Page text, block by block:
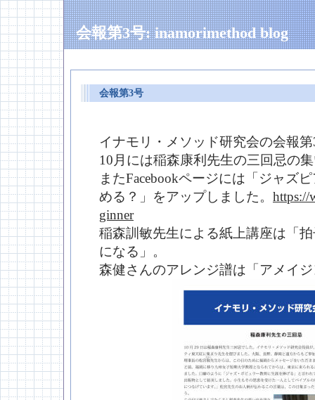
会報第3号: inamorimethod blog
会報第3号
イナモリ・メソッド研究会の会報
10月には稲森康利先生の三回忌の
またFacebookページには「ジャズ
める？」をアップしました。 https://
ginner
稲森訓敏先生による紙上講座は「
になる」。
森健さんのアレンジ譜は「アメイ